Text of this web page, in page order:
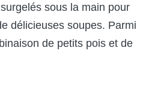
sous la main pour
délicieuses soupes. Parmi
de petits pois et de